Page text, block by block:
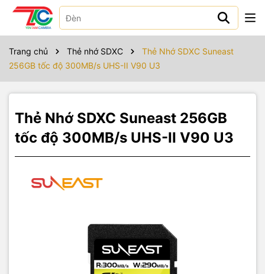
Trang chủ Thẻ nhớ SDXC
Thẻ Nhớ SDXC Suneast
256GB tốc độ 300MB/s UHS-II V90 U3
Thẻ Nhớ SDXC Suneast 256GB
tốc độ 300MB/s UHS-II V90 U3
Sản phẩm bao gồm